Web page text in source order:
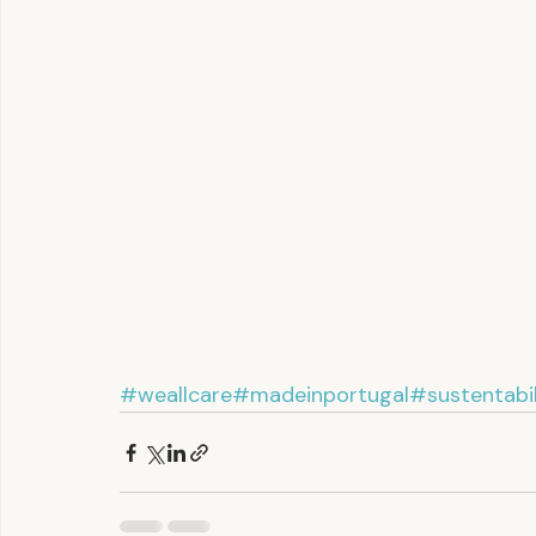
#weallcare#madeinportugal